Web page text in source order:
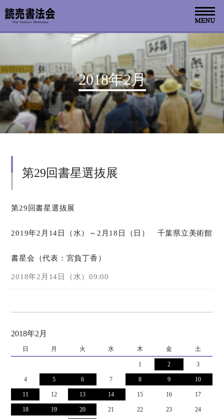
2018年2月
第29回書星選抜展
第29回書星選抜展
2019年2月14日（水）～2月18日（日） 千葉県立美術館
書星会（代表：宮負丁香）
2018年2月14日（水）09:00
2018年2月
日 月 火 水 木 金 土
1 2 3
4 5 6 7 8 9 10
11 12 13 14 15 16 17
18 19 20 21 22 23 24
お知らせ
読売書法会について
読売書法展
関連書道展
お問い合わせ